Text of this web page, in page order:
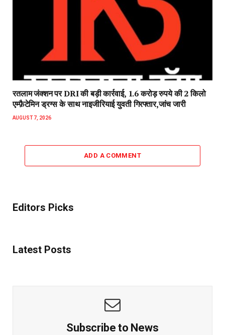
रतलाम जंक्शन पर DRI की बड़ी कार्रवाई, 1.6 करोड़ रुपये की 2 किलो
एम्फ़ैटेमिन ड्रग्स के साथ नाइजीरियाई युवती गिरफ्तार,जांच जारी
AUGUST 7, 2026
ADD A COMMENT
Editors Picks
Latest Posts
Subscribe to News